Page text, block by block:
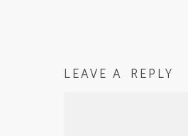
LEAVE A REPLY